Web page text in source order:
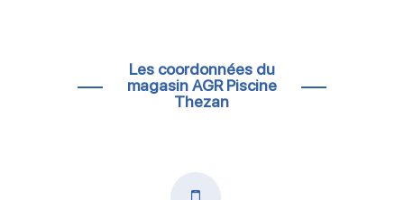
Les coordonnées du
magasin AGR Piscine
Thezan